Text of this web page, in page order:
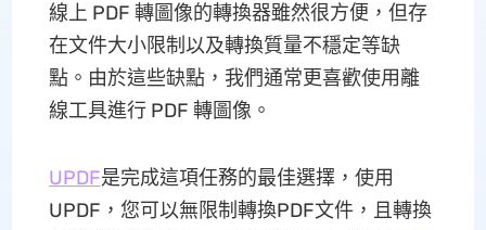
線上 PDF 轉圖像的轉換器雖然很方便，但存
在文件大小限制以及轉換質量不穩定等缺
點。由於這些缺點，我們通常更喜歡使用離
線工具進行 PDF 轉圖像。
UPDF是完成這項任務的最佳選擇，使用
UPDF，您可以無限制轉換PDF文件，且轉換